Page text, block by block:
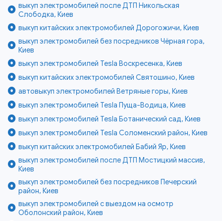
выкуп электромобилей после ДТП Никольская
Слободка, Киев
выкуп китайских электромобилей Дорогожичи, Киев
выкуп электромобилей без посредников Чёрная гора,
Киев
выкуп электромобилей Tesla Воскресенка, Киев
выкуп китайских электромобилей Святошино, Киев
автовыкуп электромобилей Ветряные горы, Киев
выкуп электромобилей Tesla Пуща-Водица, Киев
выкуп электромобилей Tesla Ботанический сад, Киев
выкуп электромобилей Tesla Соломенский район, Киев
выкуп китайских электромобилей Бабий Яр, Киев
выкуп электромобилей после ДТП Мостицкий массив,
Киев
выкуп электромобилей без посредников Печерский
район, Киев
выкуп электромобилей с выездом на осмотр
Оболонский район, Киев